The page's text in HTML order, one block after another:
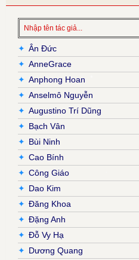
✦ Ân Đức
✦ AnneGrace
✦ Anphong Hoan
✦ Anselmô Nguyễn
✦ Augustino Trí Dũng
✦ Bạch Vân
✦ Bùi Ninh
✦ Cao Bính
✦ Công Giáo
✦ Dao Kim
✦ Đăng Khoa
✦ Đặng Anh
✦ Đỗ Vy Hạ
✦ Dương Quang